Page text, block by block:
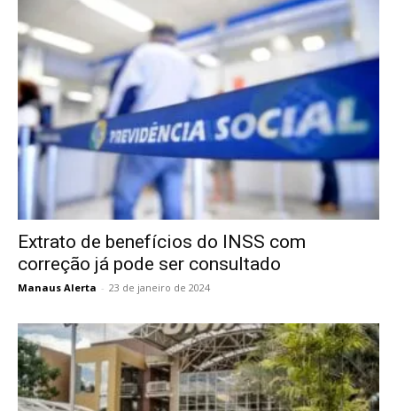
Extrato de benefícios do INSS com
correção já pode ser consultado
Manaus Alerta - 23 de janeiro de 2024